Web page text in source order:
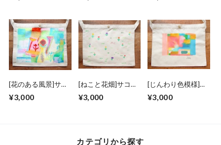
[花のある風景]サコ
¥3,000
[ねこと花畑]サコッ
¥3,000
[じんわり色模様]サ
き
¥3,000
カテゴリから探す